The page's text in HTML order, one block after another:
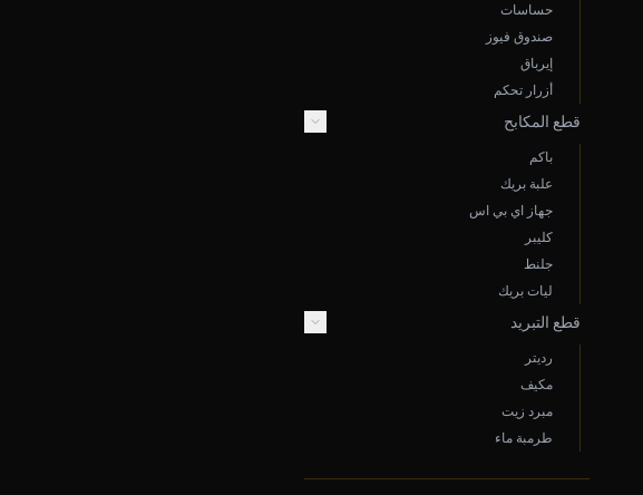
حساسات
صندوق فيوز
إيرباق
أزرار تحكم
قطع المكابح
باكم
علبة بريك
جهاز اي بي اس
كليبر
جلنط
ليات بريك
قطع التبريد
رديتر
مكيف
مبرد زيت
طرمبة ماء